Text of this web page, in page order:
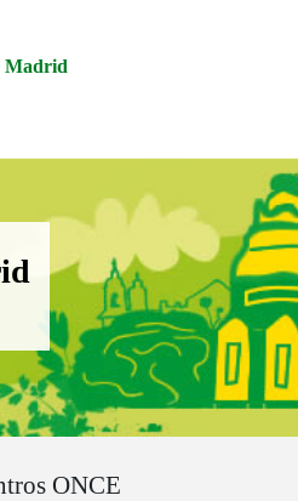
Madrid
Madrid
ONCE